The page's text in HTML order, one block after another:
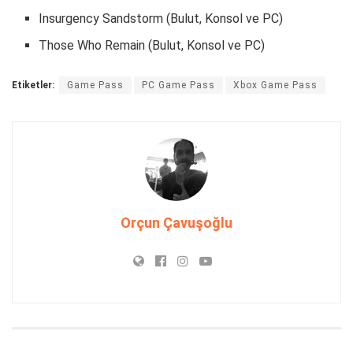
Insurgency Sandstorm (Bulut, Konsol ve PC)
Those Who Remain (Bulut, Konsol ve PC)
Etiketler: Game Pass PC Game Pass Xbox Game Pass
Orçun Çavuşoğlu